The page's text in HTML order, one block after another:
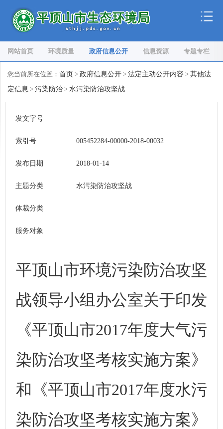
网站首页 环境质量 政府信息公开 信息资源 专题专栏
您当前所在位置： 首页 > 政府信息公开 > 法定主动公开内容 > 其他法
定信息 > 污染防治 > 水污染防治攻坚战
发文字号
索引号 005452284-00000-2018-00032
发布日期 2018-01-14
主题分类 水污染防治攻坚战
体裁分类
服务对象
平顶山市环境污染防治攻坚
战领导小组办公室关于印发
《平顶山市2017年度大气污
染防治攻坚考核实施方案》
和《平顶山市2017年度水污
染防治攻坚考核实施方案》